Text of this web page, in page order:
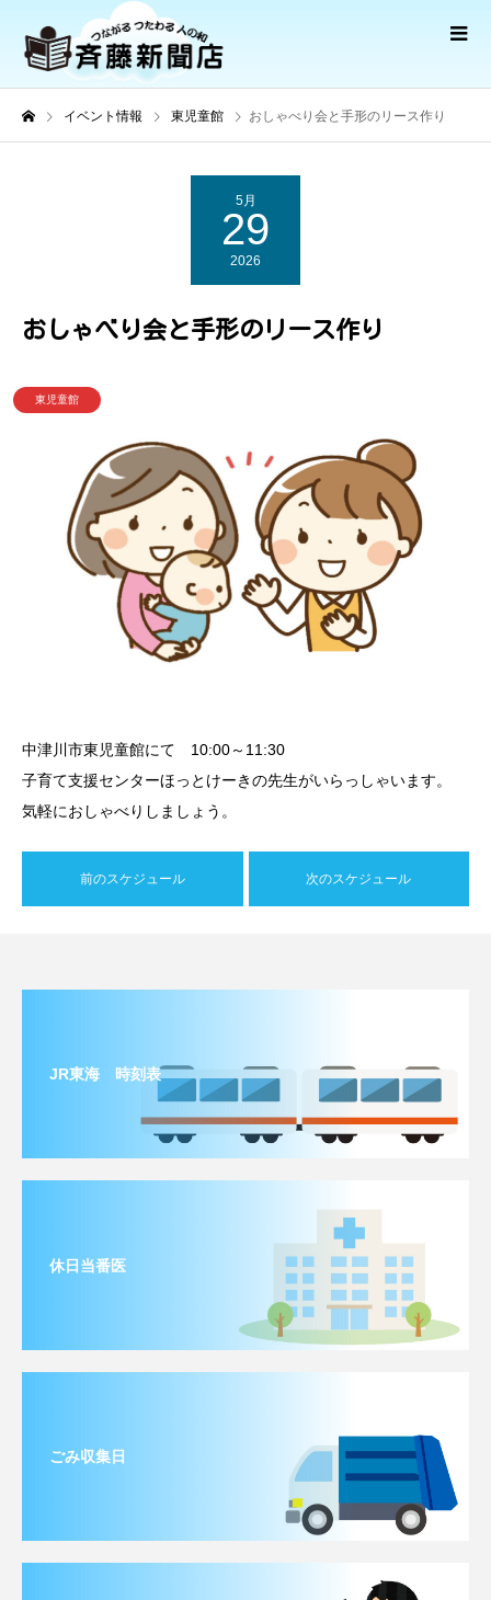
イベント情報 東児童館 おしゃべり会と手形のリース作り
5月
29
2026
おしゃべり会と手形のリース作り
東児童館
中津川市東児童館にて 10:00～11:30
子育て支援センターほっとけーきの先生がいらっしゃいます。
気軽におしゃべりしましょう。
前のスケジュール 次のスケジュール
JR東海 時刻表
休日当番医
ごみ収集日